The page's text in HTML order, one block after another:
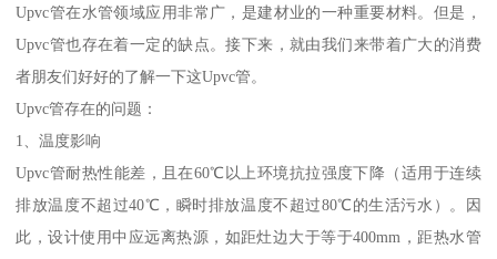
Upvc管在水管领域应用非常广，是建材业的一种重要材料。但是，
Upvc管也存在着一定的缺点。接下来，就由我们来带着广大的消费
者朋友们好好的了解一下这Upvc管。
Upvc管存在的问题：
1、温度影响
Upvc管耐热性能差，且在60℃以上环境抗拉强度下降（适用于连续
排放温度不超过40℃，瞬时排放温度不超过80℃的生活污水）。因
此，设计使用中应远离热源，如距灶边大于等于400mm，距热水管